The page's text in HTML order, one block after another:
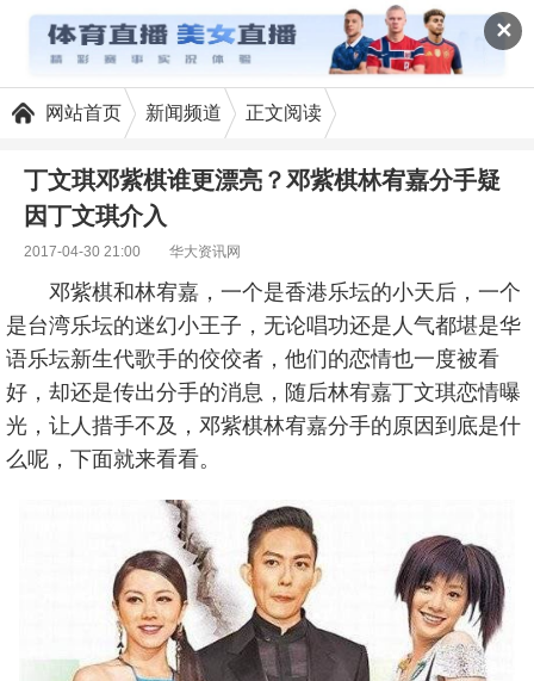
✕
网站首页 新闻频道 正文阅读
丁文琪邓紫棋谁更漂亮？邓紫棋林宥嘉分手疑
因丁文琪介入
2017-04-30 21:00 华大资讯网
邓紫棋和林宥嘉，一个是香港乐坛的小天后，一个
是台湾乐坛的迷幻小王子，无论唱功还是人气都堪是华
语乐坛新生代歌手的佼佼者，他们的恋情也一度被看
好，却还是传出分手的消息，随后林宥嘉丁文琪恋情曝
光，让人措手不及，邓紫棋林宥嘉分手的原因到底是什
么呢，下面就来看看。